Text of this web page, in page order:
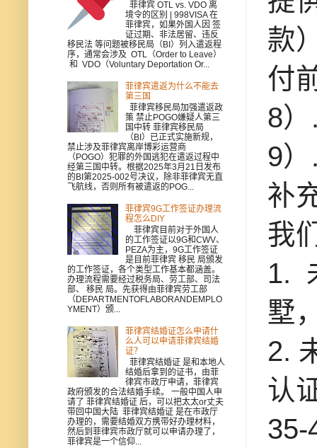
款
付
8
9
补
我
1.
墅
2.
认
35-
菲律宾 OTL vs. VDO 离
境令的区别 | 998VISA 在
菲律宾，如果外国人因 签
证过期、非法居留、违反
移民法 等问题被移民局（BI）列入遣返程
序，通常会涉及 OTL（Order to Leave）
和 VDO（Voluntary Deportation Or...
菲律宾遣返为什么不能去
第三国
菲律宾移民局加强遣返政
策 禁止POGO嫌疑人第三
国中转 菲律宾移民局
（BI）已正式实施新规，
禁止涉及菲律宾离岸博彩运营商
（POGO）犯罪的外国逃犯在遣返过程中
经第三国中转。根据2025年3月21日发布
的BI第2025-002号决议，除非菲律宾无直
飞航线，否则所有被遣返的POG...
菲律宾9G工作签证办理流
程怎么DIY
菲律宾目前对于外国人
的工作签证以9G和CWV、
PEZA为主，9G工作签证
是目前菲律宾 移民 局颁发
的工作签证，各个类型工作基本都涵盖。
办理流程需要经过税务局、劳工部、司法
部、 移民 局。先获得由菲律宾劳工部
（DEPARTMENTOFLABORANDEMPLO
YMENT）颁...
菲律宾结婚证怎么申请什
么人可以申请菲律宾结婚
证？
菲律宾结婚证 是和本地人
结婚后拿到的证书，由菲
律宾市政厅申请，菲律宾
政府颁发的合法结婚手续。 一般中国人申
请了 菲律宾结婚证 后，可以把太太or丈夫
带回中国大陆 菲律宾结婚证 是在市政厅
办理的，需要结婚双方携带好办理材料，
然后到菲律宾市政厅就可以申请办理了，
菲律宾是一个信仰...